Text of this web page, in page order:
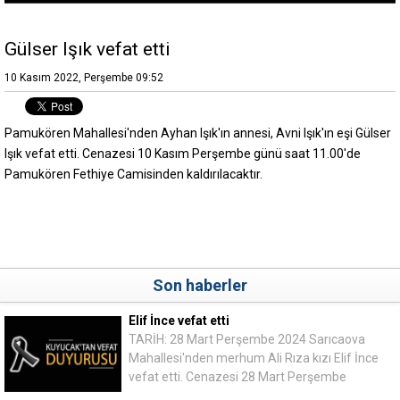
Gülser Işık vefat etti
10 Kasım 2022, Perşembe 09:52
Pamukören Mahallesi'nden Ayhan Işık'ın annesi, Avni Işık'ın eşi Gülser
Işık vefat etti. Cenazesi 10 Kasım Perşembe günü saat 11.00'de
Pamukören Fethiye Camisinden kaldırılacaktır.
Son haberler
Elif İnce vefat etti
TARİH: 28 Mart Perşembe 2024 Sarıcaova
Mahallesi'nden merhum Ali Rıza kızı Elif İnce
vefat etti. Cenazesi 28 Mart Perşembe